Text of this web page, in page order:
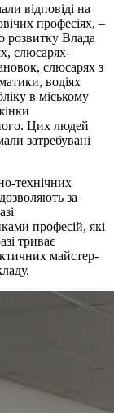
відповіді на
професіях, –
розвитку Влада
слюсарях-
слюсарях з
водіях
в міському
Цих людей
затребувані
технічних
за
професій, які
триває
майстер-